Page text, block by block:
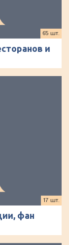
и
65 шт.
фан
17 шт.